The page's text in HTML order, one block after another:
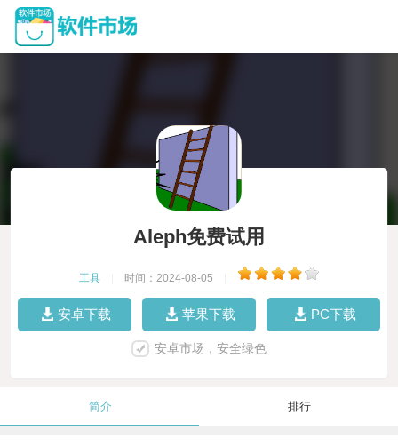
Aleph免费试用
工具 时间：2024-08-05
安卓下载 苹果下载 PC下载
安卓市场，安全绿色
简介 排行